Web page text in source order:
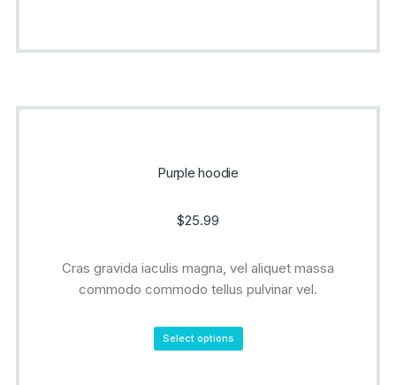
Purple hoodie
$25.99
Cras gravida iaculis magna, vel aliquet massa
commodo commodo tellus pulvinar vel.
Select options